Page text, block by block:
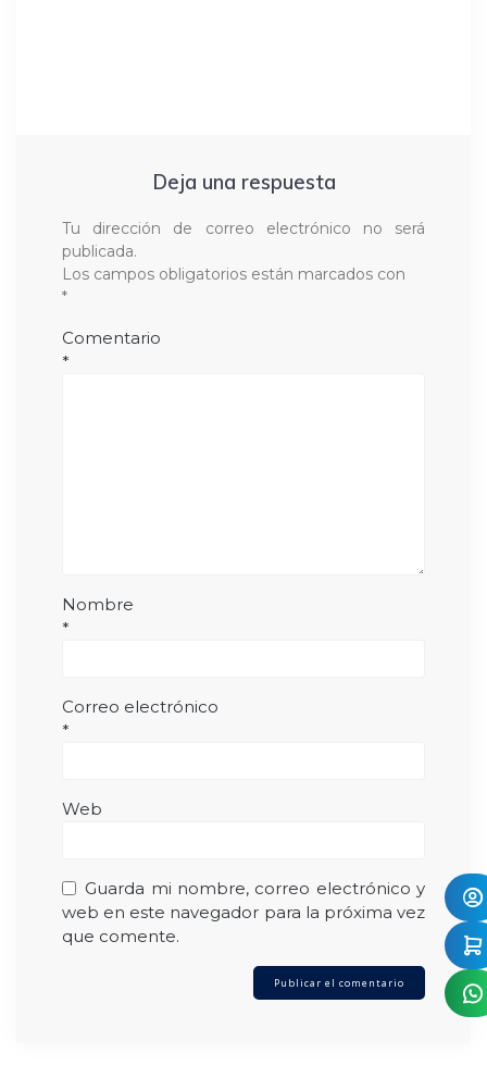
Deja una respuesta
Tu dirección de correo electrónico no será
publicada.
Los campos obligatorios están marcados con
*
Comentario
*
Nombre
*
Correo electrónico
*
Web
Guarda mi nombre, correo electrónico y
web en este navegador para la próxima vez
que comente.